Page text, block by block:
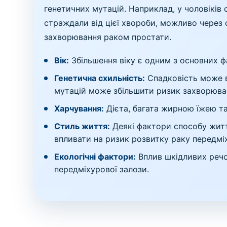
генетичних мутацій. Наприклад, у
страждали від цієї хвороби, можливо через
захворювання раком простати.
Вік: Збільшення віку є одним з основних
Генетична схильність: Спадковість може
мутацій може збільшити ризик
Харчування: Дієта, багата жирною їжею
Стиль життя: Деякі фактори способу
впливати на ризик розвитку раку
Екологічні фактори: Вплив шкідливих
передміхурової залози.